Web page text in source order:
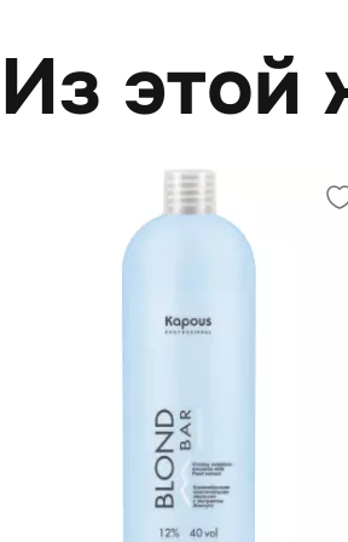
Из этой